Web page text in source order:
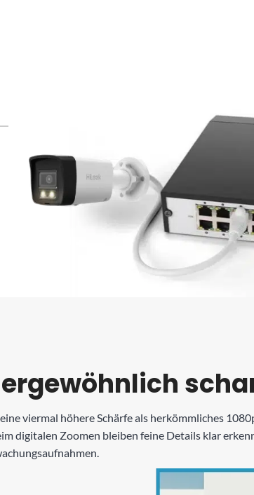
viermal höhere Schärfe als herkömmliches
digitalen Zoomen bleiben feine Details klar